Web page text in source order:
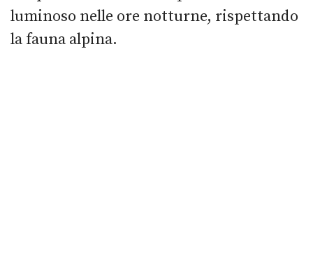
luminoso nelle ore notturne, rispettando
la fauna alpina.